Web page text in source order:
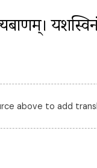
above to add